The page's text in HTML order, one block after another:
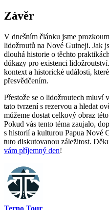
Závěr
V dnešním článku⁢ jsme
lidožroutů na Nové Guineji. Jak
dlouhá historie o těchto
⁢důkazy pro⁣ existenci
⁣kontext⁢ a historické události,
přesvědčením.
Přestože se o lidožroutech mluví
tato tvrzení s rezervou a hledat
můžeme dostat celkový obraz
Pokud vás tento téma zaujalo,
s historií⁢ a kulturou ⁤Papua Nové
tuto diskutovanou záležitost.
vám příjemný den!